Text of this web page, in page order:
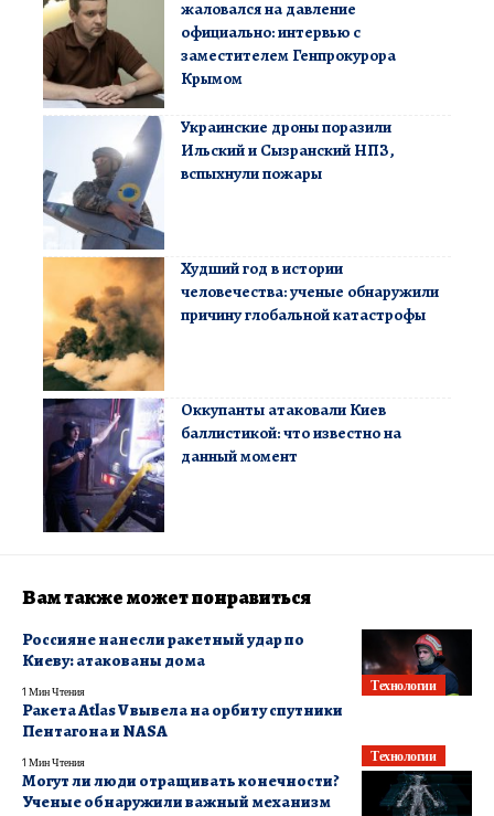
жаловался на давление
официально: интервью с
заместителем Генпрокурора
Крымом
Украинские дроны поразили
Ильский и Сызранский НПЗ,
вспыхнули пожары
Худший год в истории
человечества: ученые обнаружили
причину глобальной катастрофы
Оккупанты атаковали Киев
баллистикой: что известно на
данный момент
Вам также может понравиться
Технологии
Россияне нанесли ракетный удар по
Киеву: атакованы дома
1 Мин Чтения
Технологии
Ракета Atlas V вывела на орбиту спутники
Пентагона и NASA
1 Мин Чтения
Могут ли люди отращивать конечности?
Ученые обнаружили важный механизм